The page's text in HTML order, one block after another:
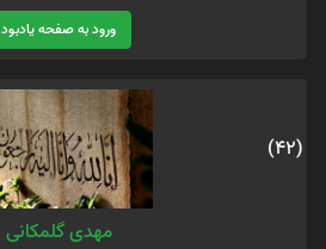
ورود به صفحه یادبود
(42)
مهدی گلمکانی